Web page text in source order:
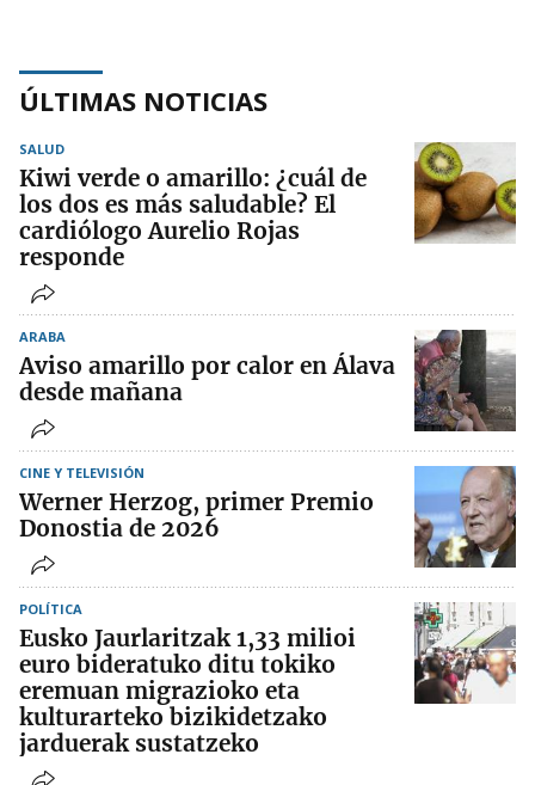
ÚLTIMAS NOTICIAS
SALUD
Kiwi verde o amarillo: ¿cuál de
los dos es más saludable? El
cardiólogo Aurelio Rojas
responde
ARABA
Aviso amarillo por calor en Álava
desde mañana
CINE Y TELEVISIÓN
Werner Herzog, primer Premio
Donostia de 2026
POLÍTICA
Eusko Jaurlaritzak 1,33 milioi
euro bideratuko ditu tokiko
eremuan migrazioko eta
kulturarteko bizikidetzako
jarduerak sustatzeko